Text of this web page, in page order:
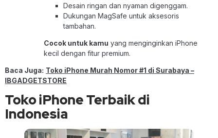
Desain ringan dan nyaman digenggam.
Dukungan MagSafe untuk aksesoris
tambahan.
Cocok untuk kamu yang menginginkan iPhone
kecil dengan fitur premium.
Baca Juga: Toko iPhone Murah Nomor #1 di Surabaya –
IBGADGETSTORE
Toko iPhone Terbaik di
Indonesia